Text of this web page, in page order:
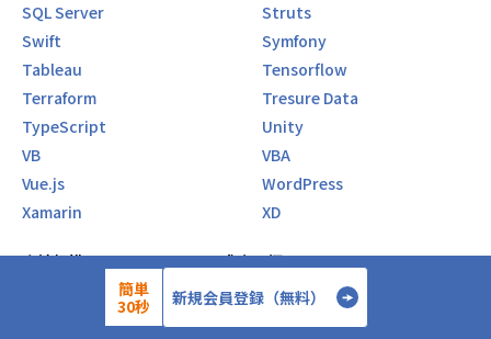
可能
・自社のe-learningで研修可能
・クラウド勤怠で勤怠管理、給与管理
・評価制度が明確（詳細な賃金テーブルがあるのでわかりや
すい）
・社内チャット機能で社員交流多数
・毎月チーム会（帰社日）を開催（業務時間内で実施）
・定期的な自由参加イベント開催（BBQ、キャンプ、花見、
忘年会など）
【会社の特徴】
IT×英語を軸に受託／ソリューション／技術支援などの幅広
い事業を展開。最新技術の社内勉強会あり◎実際の現場で求
SQL Server
Struts
Swift
Symfony
Tableau
Tensorflow
Terraform
Tresure Data
TypeScript
Unity
VB
VBA
Vue.js
WordPress
Xamarin
XD
11〜30人
簡単
30秒
新規会員登録（無料）